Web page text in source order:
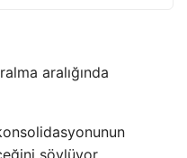
aralığında
söylüyor.